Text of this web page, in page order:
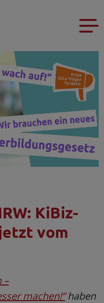
KiBiz-
vom
–
machen!“haben